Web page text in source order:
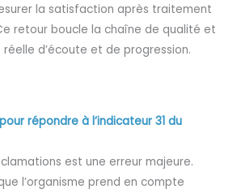
la satisfaction après traitement
retour boucle la chaîne de qualité et
d’écoute et de progression.
répondre à l’indicateur 31 du
est une erreur majeure.
l’organisme prend en compte